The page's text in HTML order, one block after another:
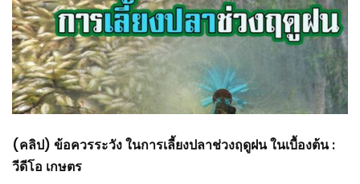
(คลิป) ข้อควรระวัง ในการเลี้ยงปลาช่วงฤดูฝน ในเบื้องต้น :
วีดีโอ เกษตร